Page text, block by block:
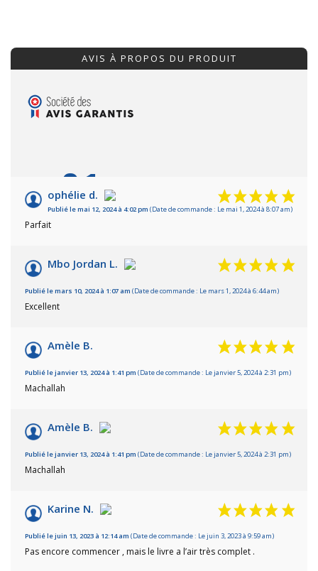
AVIS À PROPOS DU PRODUIT
9.1/10
ophélie d.
Publié le mai 12, 2024 à 4:02 pm (Date de commande : Le mai 1, 2024 à 8:07 am)
Parfait
Mbo Jordan L.
Publié le mars 10, 2024 à 1:07 am (Date de commande : Le mars 1, 2024 à 6:44 am)
Excellent
Amèle B.
Publié le janvier 13, 2024 à 1:41 pm (Date de commande : Le janvier 5, 2024 à 2:31 pm)
Machallah
Amèle B.
Publié le janvier 13, 2024 à 1:41 pm (Date de commande : Le janvier 5, 2024 à 2:31 pm)
Machallah
Karine N.
Publié le juin 13, 2023 à 12:14 am (Date de commande : Le juin 3, 2023 à 9:59 am)
Pas encore commencer , mais le livre a l’air très complet .